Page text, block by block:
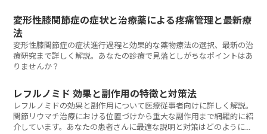
変形性膝関節症の症状と治療薬による疼痛管理と最新療
法
変形性膝関節症の症状進行過程と効果的な薬物療法の選択、最新の治
療研究まで詳しく解説。あなたの診療で見落としがちなポイントはあ
りませんか？
レフルノミド 効果と副作用の特徴と対策法
レフルノミドの効果と副作用について医療従事者向けに詳しく解説。
関節リウマチ治療における位置づけから重大な副作用まで網羅的に紹
介しています。あなたの患者さんに最適な説明と対策はどのように伝